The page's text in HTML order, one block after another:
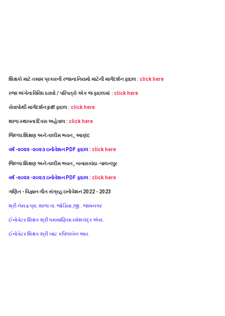
શિક્ષકો માટે તમામ પ્રકારની રજાના નિયમો માટેની માર્ગદર્શન ફાઇલ : click here
રજા અંગેના વિવિધ ઠરાવો / પરિપત્રો એક જ ફાઇલમાં : click here
સેવાપોથી માર્ગદર્શન pdf ફાઇલ : click here
શાળા સ્થાપના દિવસ અહેવાલ : click here
જિલ્લા શિક્ષણ અને તાલીમ ભવન , આણંદ
વર્ષ -૨૦૨૨ -૨૦૨૩ ઇનોવેશન PDF ફાઇલ : click here
જિલ્લા શિક્ષણ અને તાલીમ ભવન , બનાસકાંઠા -પાલનપુર
વર્ષ -૨૦૨૨ -૨૦૨૩ ઇનોવેશન PDF ફાઇલ : click here
ગણિત - વિજ્ઞાન ગીત સંગ્રહઇનોવેશન 2022 - 2023
શ્રી નેસડા પ્રા. શાળા તા. જોડિયા ,જી . જામનગર
ઈનોવેટર શિક્ષક શ્રી ધમસાણિયા રમેશચંદ્ર એસ.
ઈનોવેટર શિક્ષક શ્રી ખાંટ કપિલાબેન આર.